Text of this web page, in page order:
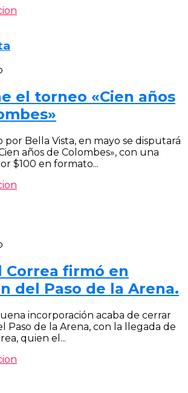
el torneo «Cien años
por Bella Vista, en mayo se disputará
años de Colombes», con una
$100 en formato...
Correa firmó en
del Paso de la Arena.
incorporación acaba de cerrar
Paso de la Arena, con la llegada de
quien el...